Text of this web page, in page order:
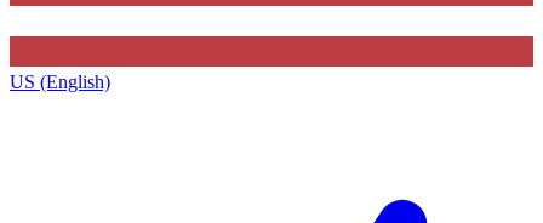
US (English)